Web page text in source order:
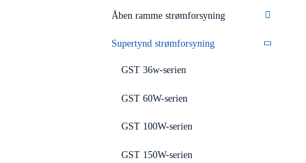
Åben ramme strømforsyning
Supertynd strømforsyning
GST 36w-serien
GST 60W-serien
GST 100W-serien
GST 150W-serien